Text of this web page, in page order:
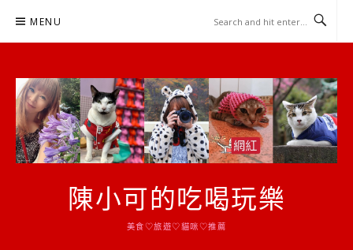
MENU
陳小可的吃喝玩樂
美食♡旅遊♡貓咪♡推薦